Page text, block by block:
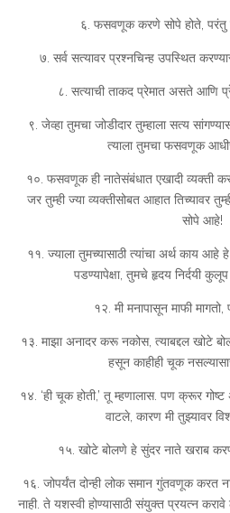
६. फसवणूक करणे सोपे होते,
७. सर्व सत्यावर प्रश्नचिन्ह उपस्थित
८. सत्याची ताकद प्रेमात असते आणि
९. जेव्हा तुमचा जोडीदार तुम्हाला सत्य
त्याला तुमचा फसवणूक
१०. फसवणूक ही नातेसंबंधात एखादी व्यक्ती करू
जर तुम्ही ज्या व्यक्तीसोबत आहात तिच्यावर
सोपे आहे!
११. ज्याला तुमच्यासाठी त्यांचा अर्थ काय आहे
पडण्यापेक्षा, तुमचे हृदय निर्दयी
१२. मी मनापासून माफी
१३. माझा अनादर करू नकोस, त्याबद्दल खोटे
हसून काहीही चूक
१४. ‘ही चूक होती,’ तू म्हणालास. पण क्रूर
वाटले, कारण मी तुझ्यावर
१५. खोटे बोलणे हे सुंदर नाते खराब
१६. जोपर्यंत दोन्ही लोक समान गुंतवणूक करत
नाही. ते यशस्वी होण्यासाठी संयुक्त प्रयत्न